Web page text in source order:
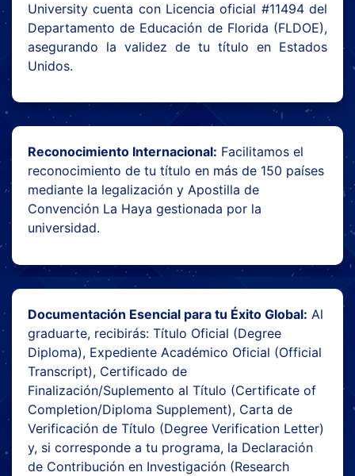
University cuenta con Licencia oficial #11494 del
Departamento de Educación de Florida (FLDOE),
asegurando la validez de tu título en Estados
Unidos.
Reconocimiento Internacional: Facilitamos el
reconocimiento de tu título en más de 150 países
mediante la legalización y Apostilla de
Convención La Haya gestionada por la
universidad.
Documentación Esencial para tu Éxito Global: Al
graduarte, recibirás: Título Oficial (Degree
Diploma), Expediente Académico Oficial (Official
Transcript), Certificado de
Finalización/Suplemento al Título (Certificate of
Completion/Diploma Supplement), Carta de
Verificación de Título (Degree Verification Letter)
y, si corresponde a tu programa, la Declaración
de Contribución en Investigación (Research